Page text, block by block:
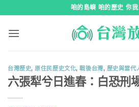
咱的島嶼 咱的歷史 你
台灣歷史, 原住民歷史文化,戰後台灣, 歷史與當代
六張犁兮日進春：白恐刑